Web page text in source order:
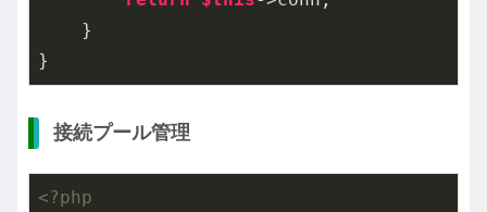
    }
}
接続プール管理
<?php